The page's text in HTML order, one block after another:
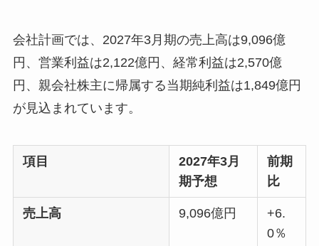
会社計画では、2027年3月期の売上高は9,096億
円、営業利益は2,122億円、経常利益は2,570億
円、親会社株主に帰属する当期純利益は1,849億円
が見込まれています。
項目
2027年3月
期予想
前期
比
売上高 9,096億円
+6.
0％